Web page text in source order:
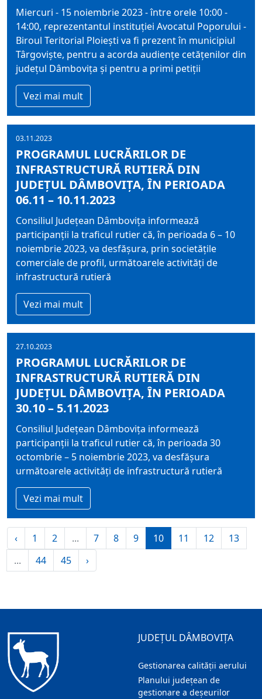
Miercuri - 15 noiembrie 2023 - între orele 10:00 -
14:00, reprezentantul instituţiei Avocatul Poporului -
Biroul Teritorial Ploieşti va fi prezent în municipiul
Târgovişte, pentru a acorda audienţe cetăţenilor din
judeţul Dâmboviţa şi pentru a primi petiţii
Vezi mai mult
03.11.2023
PROGRAMUL LUCRĂRILOR DE
INFRASTRUCTURĂ RUTIERĂ DIN
JUDEȚUL DÂMBOVIȚA, ÎN PERIOADA
06.11 – 10.11.2023
Consiliul Judeţean Dâmboviţa informează
participanţii la traficul rutier că, în perioada 6 – 10
noiembrie 2023, va desfășura, prin societățile
comerciale de profil, următoarele activități de
infrastructură rutieră
Vezi mai mult
27.10.2023
PROGRAMUL LUCRĂRILOR DE
INFRASTRUCTURĂ RUTIERĂ DIN
JUDEȚUL DÂMBOVIȚA, ÎN PERIOADA
30.10 – 5.11.2023
Consiliul Judeţean Dâmboviţa informează
participanţii la traficul rutier că, în perioada 30
octombrie – 5 noiembrie 2023, va desfășura
următoarele activități de infrastructură rutieră
Vezi mai mult
‹ 1 2 ... 7 8 9 10 11 12
13
...
44 45 ›
JUDEȚUL DÂMBOVIȚA
Gestionarea calității aerului
Planului județean de
gestionare a deșeurilor